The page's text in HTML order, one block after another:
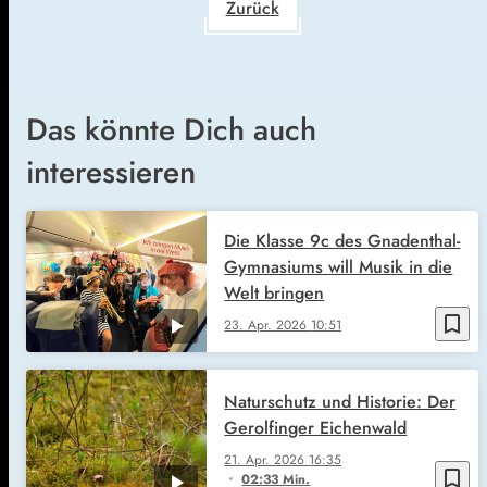
Zurück
Das könnte Dich auch
interessieren
bookmark_border
23. Apr. 2026 10:51
Die Klasse 9c des Gnadenthal-
Gymnasiums will Musik in die
Welt bringen
bookmark_border
21. Apr. 2026 16:35
02:33 Min.
Naturschutz und Historie: Der
Gerolfinger Eichenwald